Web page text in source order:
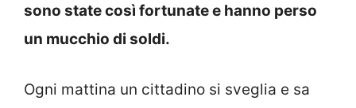
sono state così fortunate e hanno perso
un mucchio di soldi.
Ogni mattina un cittadino si sveglia e sa